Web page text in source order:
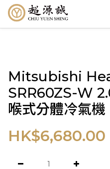
Mitsubishi
SRR60ZS-W
喉式分體冷氣機
HK$6,680.00